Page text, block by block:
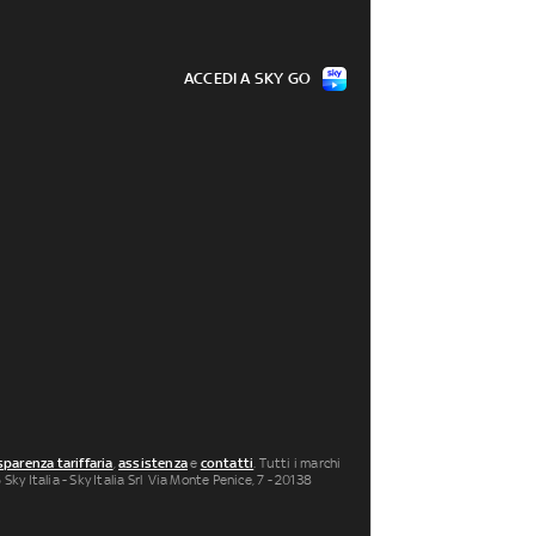
ACCEDI A SKY GO
tariffaria,assistenzae contatti. Tutti i marchi
Italia - Sky Italia Srl Via Monte Penice, 7 - 20138